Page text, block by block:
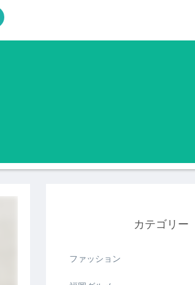
カテゴリー
ファッション